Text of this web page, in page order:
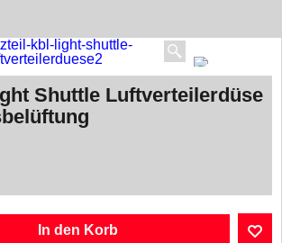
Shuttle Luftverteilerdüse
In den Korb